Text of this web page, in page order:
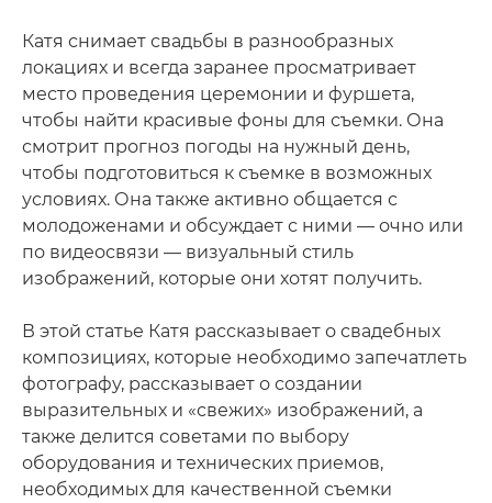
Катя снимает свадьбы в разнообразных
локациях и всегда заранее просматривает
место проведения церемонии и фуршета,
чтобы найти красивые фоны для съемки. Она
смотрит прогноз погоды на нужный день,
чтобы подготовиться к съемке в возможных
условиях. Она также активно общается с
молодоженами и обсуждает с ними — очно или
по видеосвязи — визуальный стиль
изображений, которые они хотят получить.
В этой статье Катя рассказывает о свадебных
композициях, которые необходимо запечатлеть
фотографу, рассказывает о создании
выразительных и «свежих» изображений, а
также делится советами по выбору
оборудования и технических приемов,
необходимых для качественной съемки